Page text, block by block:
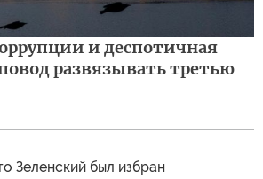
и деспотичная
развязывать третью
Зеленский был избран